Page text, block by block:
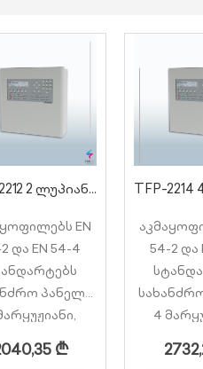
TFP-2212 2 ლუპიანი სამისამართო სახანძრო პანელი 480 მისამართზე
EN
და EN 54-4
პანელი
₾
54-2 და
4